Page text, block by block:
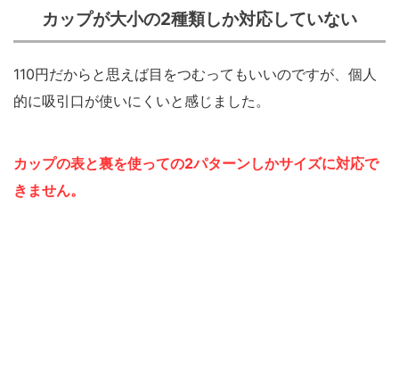
カップが大小の2種類しか対応していない
110円だからと思えば目をつむってもいいのですが、個人
的に吸引口が使いにくいと感じました。
カップの表と裏を使っての2パターンしかサイズに対応で
きません。